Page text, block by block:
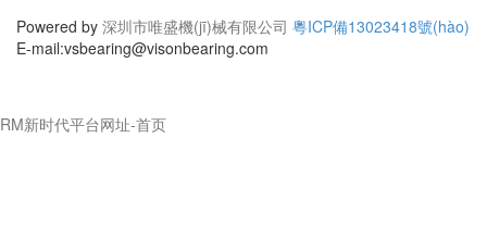
Powered by 深圳市唯盛機(jī)械有限公司 粵ICP備13023418號(hào)
E-mail:vsbearing@visonbearing.com
RM新时代平台网址-首页